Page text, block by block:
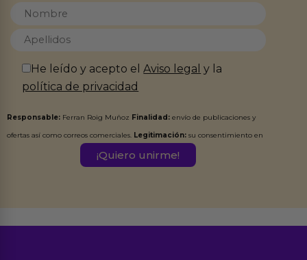
He leído y acepto elAviso legal y la
política de privacidad
Responsable: Ferran Roig Muñoz Finalidad: envío de publicaciones y
ofertas así como correos comerciales. Legitimación: su consentimiento en
Destinatarios:Ferran Roig Muñoz. Podrás ejercer tus